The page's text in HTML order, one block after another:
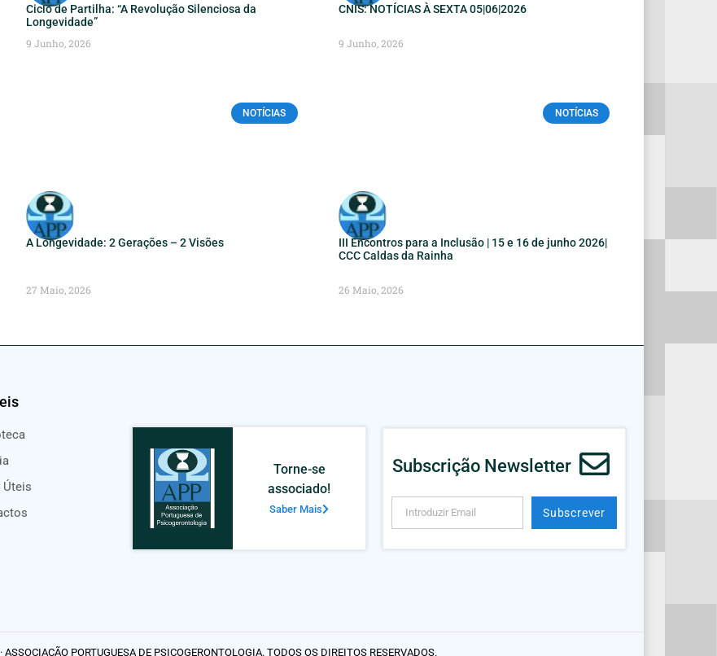
Ciclo de Partilha: “A Revolução Silenciosa da
Longevidade”
9 Junho, 2026
CNIS: NOTÍCIAS À SEXTA 05|06|2026
9 Junho, 2026
NOTÍCIAS
A Longevidade: 2 Gerações – 2 Visões
27 Maio, 2026
NOTÍCIAS
III Encontros para a Inclusão | 15 e 16 de junho 2026|
CCC Caldas da Rainha
26 Maio, 2026
Úteis
Torne-se
associado!
Saber Mais
Subscrição Newsletter
Subscrever
PORTUGUESA DE PSICOGERONTOLOGIA. TODOS OS DIREITOS RESERVADOS.